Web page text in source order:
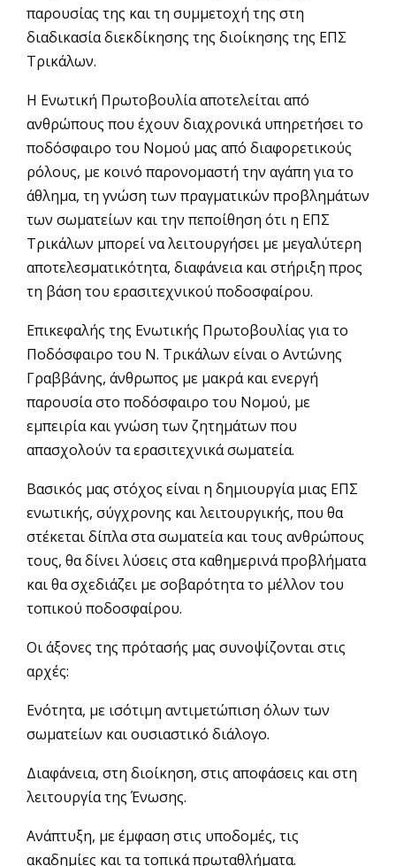
παρουσίας της και τη συμμετοχή της στη
διαδικασία διεκδίκησης της διοίκησης της ΕΠΣ
Τρικάλων.
Η Ενωτική Πρωτοβουλία αποτελείται από
ανθρώπους που έχουν διαχρονικά υπηρετήσει το
ποδόσφαιρο του Νομού μας από διαφορετικούς
ρόλους, με κοινό παρονομαστή την αγάπη για το
άθλημα, τη γνώση των πραγματικών προβλημάτων
των σωματείων και την πεποίθηση ότι η ΕΠΣ
Τρικάλων μπορεί να λειτουργήσει με μεγαλύτερη
αποτελεσματικότητα, διαφάνεια και στήριξη προς
τη βάση του ερασιτεχνικού ποδοσφαίρου.
Επικεφαλής της Ενωτικής Πρωτοβουλίας για το
Ποδόσφαιρο του Ν. Τρικάλων είναι ο Αντώνης
Γραββάνης, άνθρωπος με μακρά και ενεργή
παρουσία στο ποδόσφαιρο του Νομού, με
εμπειρία και γνώση των ζητημάτων που
απασχολούν τα ερασιτεχνικά σωματεία.
Βασικός μας στόχος είναι η δημιουργία μιας ΕΠΣ
ενωτικής, σύγχρονης και λειτουργικής, που θα
στέκεται δίπλα στα σωματεία και τους ανθρώπους
τους, θα δίνει λύσεις στα καθημερινά προβλήματα
και θα σχεδιάζει με σοβαρότητα το μέλλον του
τοπικού ποδοσφαίρου.
Οι άξονες της πρότασής μας συνοψίζονται στις
αρχές:
Ενότητα, με ισότιμη αντιμετώπιση όλων των
σωματείων και ουσιαστικό διάλογο.
Διαφάνεια, στη διοίκηση, στις αποφάσεις και στη
λειτουργία της Ένωσης.
Ανάπτυξη, με έμφαση στις υποδομές, τις
ακαδημίες και τα τοπικά πρωταθλήματα.